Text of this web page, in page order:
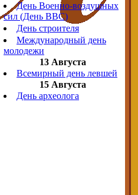
День Военно-воздушных
сил (День ВВС)
День строителя
Международный день
молодежи
13 Августа
Всемирный день левшей
15 Августа
День археолога